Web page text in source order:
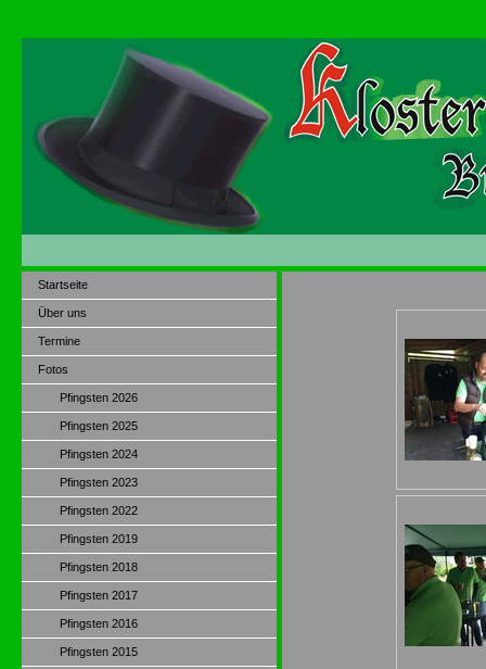
Startseite
Über uns
Termine
Fotos
Pfingsten 2026
Pfingsten 2025
Pfingsten 2024
Pfingsten 2023
Pfingsten 2022
Pfingsten 2019
Pfingsten 2018
Pfingsten 2017
Pfingsten 2016
Pfingsten 2015